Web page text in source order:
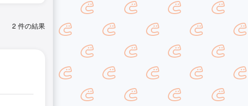
2 件の結果